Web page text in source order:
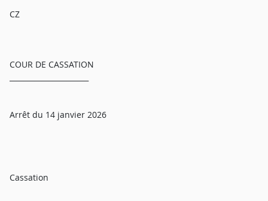
CZ
COUR DE CASSATION
Arrêt du 14 janvier 2026
Cassation